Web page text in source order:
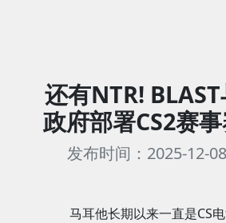
还有NTR!
政府部署CS2赛
发布时间：2025-12-
马耳他长期以来一直是CS